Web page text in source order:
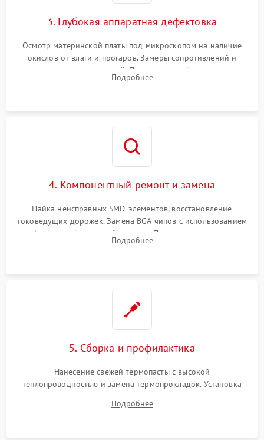
3. Глубокая аппаратная дефектовка
Осмотр материнской платы под микроскопом на наличие
окислов от влаги и прогаров. Замеры сопротивлений и
дежурных напряжений. Проверка цепей питания,
мультиконтроллера, процессора и видеочипа.
Подробнее
4. Компонентный ремонт и замена
Пайка неисправных SMD-элементов, восстановление
токоведущих дорожек. Замена BGA-чипов с использованием
инфракрасной паяльной станции. Прошивка микросхемы
BIOS или замена поврежденных портов USB
Подробнее
5. Сборка и профилактика
Нанесение свежей термопасты с высокой
теплопроводностью и замена термопрокладок. Установка
шлейфов, модулей памяти и накопителей. Предварительная
Подробнее